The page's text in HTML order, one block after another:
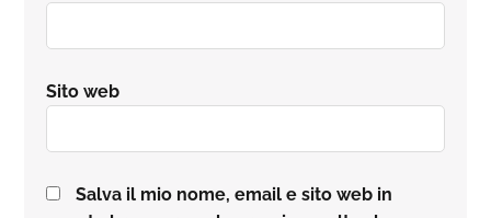
Sito web
Salva il mio nome, email e sito web in